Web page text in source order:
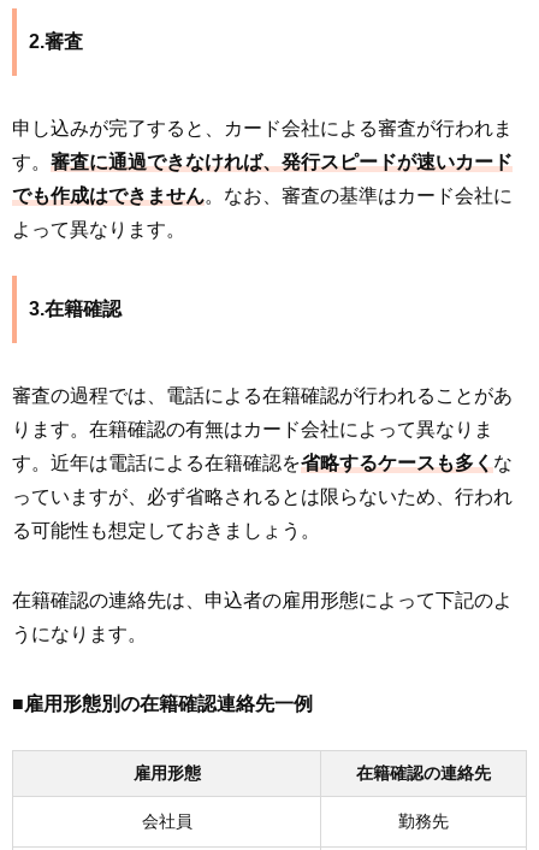
2.審査
申し込みが完了すると、カード会社による審査が行われま
す。 審査に通過できなければ、発行スピードが速いカード
でも作成はできません。なお、審査の基準はカード会社に
よって異なります。
3.在籍確認
審査の過程では、電話による在籍確認が行われることがあ
ります。在籍確認の有無はカード会社によって異なりま
す。近年は電話による在籍確認を省略するケースも多くな
っていますが、必ず省略されるとは限らないため、行われ
る可能性も想定しておきましょう。
在籍確認の連絡先は、申込者の雇用形態によって下記のよ
うになります。
■雇用形態別の在籍確認連絡先一例
雇用形態 在籍確認の連絡先
会社員 勤務先